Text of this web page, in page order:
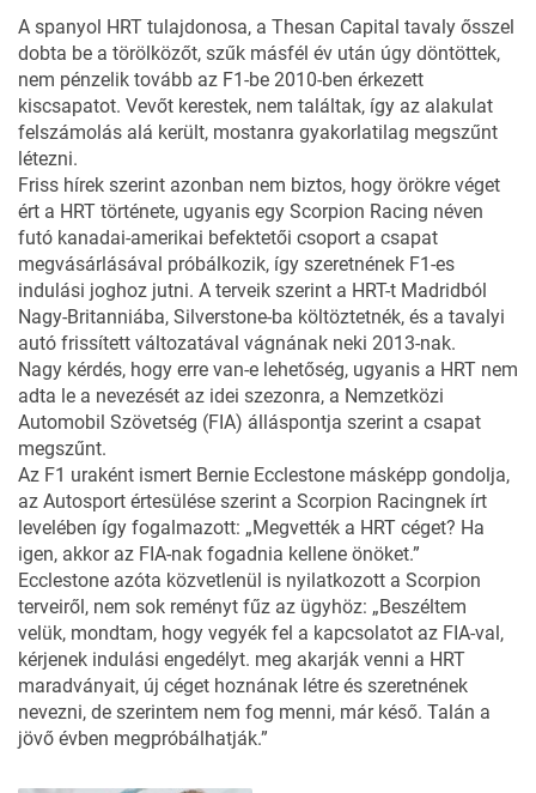
A spanyol HRT tulajdonosa, a Thesan Capital tavaly ősszel
dobta be a törölközőt, szűk másfél év után úgy döntöttek,
nem pénzelik tovább az F1-be 2010-ben érkezett
kiscsapatot. Vevőt kerestek, nem találtak, így az alakulat
felszámolás alá került, mostanra gyakorlatilag megszűnt
létezni.
Friss hírek szerint azonban nem biztos, hogy örökre véget
ért a HRT története, ugyanis egy Scorpion Racing néven
futó kanadai-amerikai befektetői csoport a csapat
megvásárlásával próbálkozik, így szeretnének F1-es
indulási joghoz jutni. A terveik szerint a HRT-t Madridból
Nagy-Britanniába, Silverstone-ba költöztetnék, és a tavalyi
autó frissített változatával vágnának neki 2013-nak.
Nagy kérdés, hogy erre van-e lehetőség, ugyanis a HRT nem
adta le a nevezését az idei szezonra, a Nemzetközi
Automobil Szövetség (FIA) álláspontja szerint a csapat
megszűnt.
Az F1 uraként ismert Bernie Ecclestone másképp gondolja,
az Autosport értesülése szerint a Scorpion Racingnek írt
levelében így fogalmazott: „Megvették a HRT céget? Ha
igen, akkor az FIA-nak fogadnia kellene önöket.”
Ecclestone azóta közvetlenül is nyilatkozott a Scorpion
terveiről, nem sok reményt fűz az ügyhöz: „Beszéltem
velük, mondtam, hogy vegyék fel a kapcsolatot az FIA-val,
kérjenek indulási engedélyt. meg akarják venni a HRT
maradványait, új céget hoznának létre és szeretnének
nevezni, de szerintem nem fog menni, már késő. Talán a
jövő évben megpróbálhatják.”